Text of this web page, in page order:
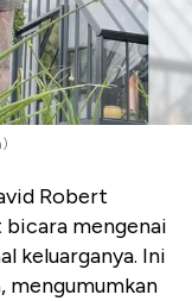
Robert
bicara mengenai
keluarganya. Ini
mengumumkan